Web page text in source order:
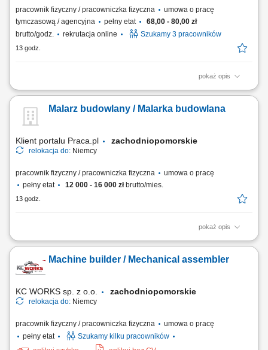
pracownik fizyczny / pracowniczka fizyczna
umowa o pracę
tymczasową / agencyjna
pełny etat
68,00 - 80,00 zł
brutto/godz.
rekrutacja online Szukamy 3 pracowników
13 godz.
pokaż opis
Chcesz zacząć pracę za granicą i szukasz stabilnego zatrudnienia w
konkurencyjne wynagrodzenie, bezpieczne zakwaterowanie oraz
wsparcie na każdym etapie pracy. Nawet jeśli nie masz dużego
Malarz budowlany / Malarka budowlana
Klient portalu Praca.pl zachodniopomorskie
relokacja do: Niemcy
pracownik fizyczny / pracowniczka fizyczna
umowa o pracę
pełny etat
12 000 - 16 000 złbrutto/mies.
13 godz.
pokaż opis
Malowanie ścian, sufitów oraz elewacji budynków. Tapetowanie i
Wykonywanie prac elewacyjnych i ociepleń w technologii ETICS. Praca
zgodnie z dokumentacją techniczną oraz standardami jakości.
Machine builder / Mechanical assembler
KC WORKS sp. z o.o. zachodniopomorskie
relokacja do: Niemcy
pracownik fizyczny / pracowniczka fizyczna
umowa o pracę
pełny etat
Szukamy kilku pracowników